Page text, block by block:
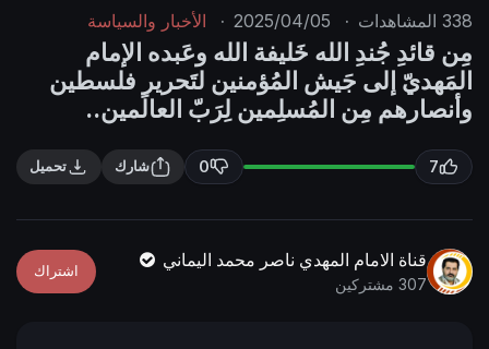
u
t
e
e
t
i
g
I
P
n
e
f
u
l
c
338 المشاهدات ·
2025/04/05
· الأخبار والسياسة
مِن قائدِ جُندِ الله خَليفة الله وعَبده الإمام
المَهديّ إلى جَيش المُؤمنين لتَحرير فلسطين
وأنصارهم مِن المُسلِمين لِرَبّ العالَمين..
7
0 شارك تحميل
قناة الامام المهدي ناصر محمد اليماني
307 مشتركين
اشتراك